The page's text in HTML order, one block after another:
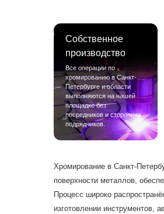
Собственное
производство
Все операции по
хромированию в Санкт-
Петербурге и области
выполняются на нашей
площадке без
посредников и сторонних
подрядчиков.
Хромирование в Санкт-
поверхности металлов,
Процесс широко
изготовлении инструментов,